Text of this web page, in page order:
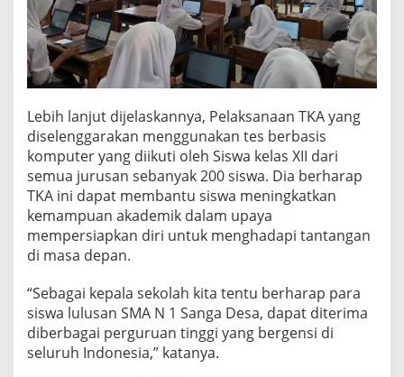
Lebih lanjut dijelaskannya, Pelaksanaan TKA yang
diselenggarakan menggunakan tes berbasis
komputer yang diikuti oleh Siswa kelas XII dari
semua jurusan sebanyak 200 siswa. Dia berharap
TKA ini dapat membantu siswa meningkatkan
kemampuan akademik dalam upaya
mempersiapkan diri untuk menghadapi tantangan
di masa depan.
“Sebagai kepala sekolah kita tentu berharap para
siswa lulusan SMA N 1 Sanga Desa, dapat diterima
diberbagai perguruan tinggi yang bergensi di
seluruh Indonesia,” katanya.